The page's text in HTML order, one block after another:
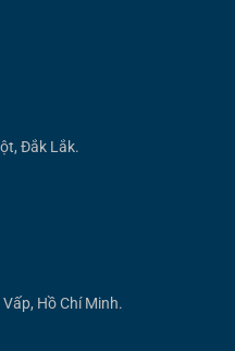
Đắk Lắk.
Hồ Chí Minh.